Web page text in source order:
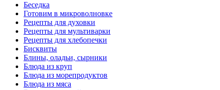
Беседка
Готовим в микроволновке
Рецепты для духовки
Рецепты для мультиварки
Рецепты для хлебопечки
Бисквиты
Блины, оладьи, сырники
Блюда из круп
Блюда из морепродуктов
Блюда из мяса